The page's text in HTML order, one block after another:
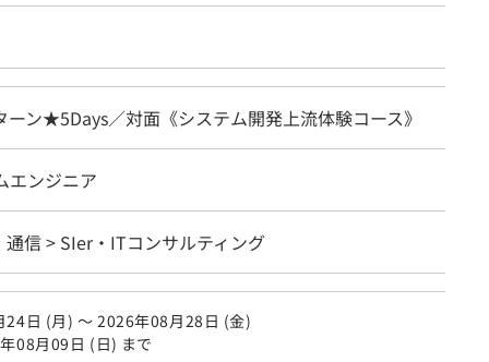
ーン★5Days／対面《システム開発上流体験コース》
エンジニア
信 > SIer・ITコンサルティング
24日 (月) 〜 2026年08月28日 (金)
08月09日 (日) まで